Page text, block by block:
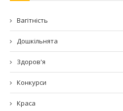
Вагітність
Дошкільнята
Здоров'я
Конкурси
Краса